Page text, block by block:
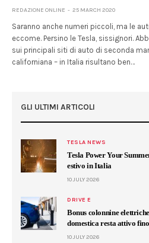
REDAZIONE ONLINE 25 MARCH 2020
Saranno anche numeri piccoli, ma le
eccome. Persino le Tesla, sissignori.
sui principali siti di auto di seconda
californiana – in Italia risultano ben…
GLI ULTIMI ARTICOLI
TESLA NEWS
Tesla Power Your
estivo in Italia
10 JULY 2026
DRIVE E
Bonus colonnine
domestica resta attivo
10 JULY 2026